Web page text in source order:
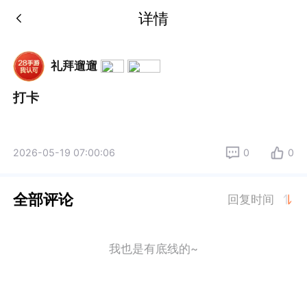
详情
礼拜遛遛
打卡
2026-05-19 07:00:06 0 0
全部评论 回复时间
我也是有底线的~